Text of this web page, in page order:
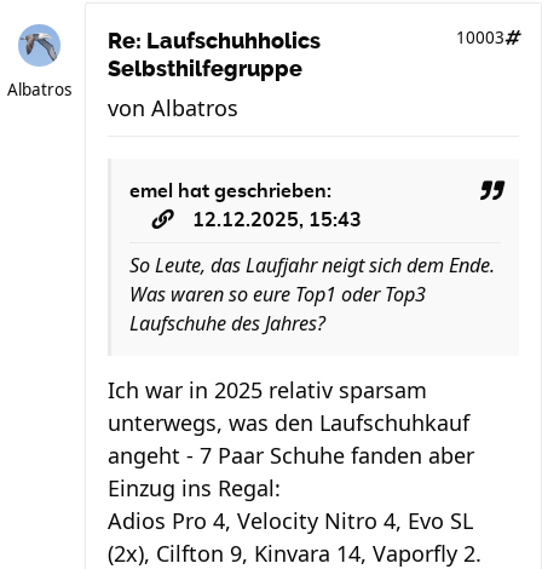
Albatros
Re: Laufschuhholics
Selbsthilfegruppe
10003
von Albatros
emel
hat geschrieben:
12.12.2025, 15:43
So Leute, das Laufjahr neigt sich dem Ende.
Was waren so eure Top1 oder Top3
Laufschuhe des Jahres?
Ich war in 2025 relativ sparsam
unterwegs, was den Laufschuhkauf
angeht - 7 Paar Schuhe fanden aber
Einzug ins Regal:
Adios Pro 4, Velocity Nitro 4, Evo SL
(2x), Cilfton 9, Kinvara 14, Vaporfly 2.